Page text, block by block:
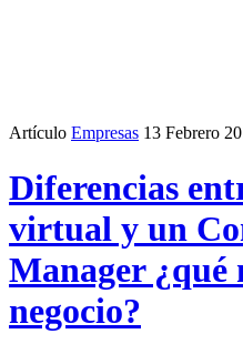
Artículo Empresas 13 Febrero
Diferencias
virtual y un
Manager ¿qué
negocio?